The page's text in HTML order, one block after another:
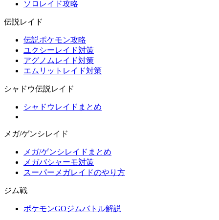
ソロレイド攻略
伝説レイド
伝説ポケモン攻略
ユクシーレイド対策
アグノムレイド対策
エムリットレイド対策
シャドウ伝説レイド
シャドウレイドまとめ
メガ/ゲンシレイド
メガ/ゲンシレイドまとめ
メガバシャーモ対策
スーパーメガレイドのやり方
ジム戦
ポケモンGOジムバトル解説